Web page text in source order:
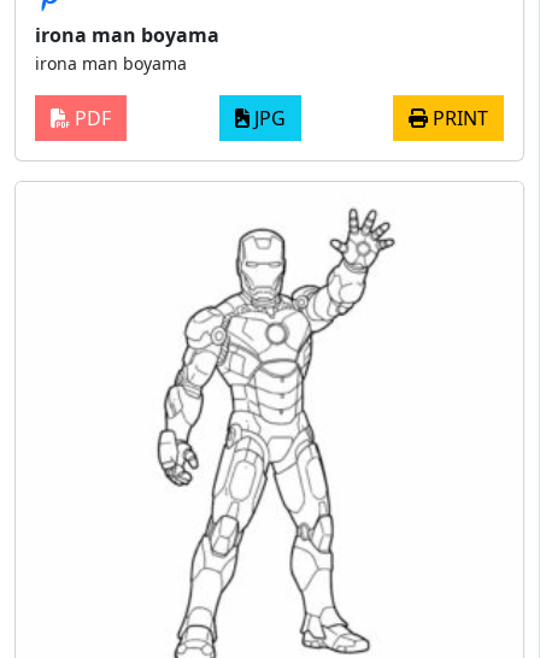
irona man boyama
irona man boyama
PDF JPG PRINT